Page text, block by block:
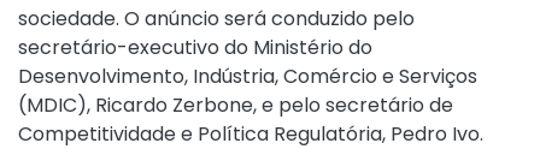
sociedade. O anúncio será conduzido pelo
secretário-executivo do Ministério do
Desenvolvimento, Indústria, Comércio e Serviços
(MDIC), Ricardo Zerbone, e pelo secretário de
Competitividade e Política Regulatória, Pedro Ivo.